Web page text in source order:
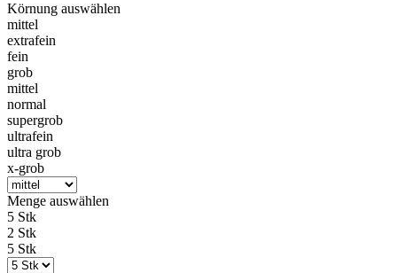
Körnung auswählen
mittel
extrafein
fein
grob
mittel
normal
supergrob
ultrafein
ultra grob
x-grob
Menge auswählen
5 Stk
2 Stk
5 Stk